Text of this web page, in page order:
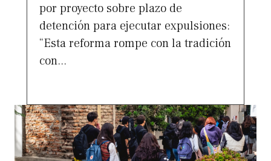
por proyecto sobre plazo de
detención para ejecutar expulsiones:
“Esta reforma rompe con la tradición
con...